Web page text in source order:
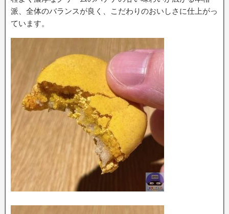
派、全体のバランスが良く、こだわりのおいしさに仕上がっ
ています。